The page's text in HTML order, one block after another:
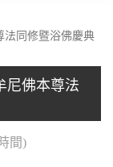
法同修暨浴佛慶典
尼佛本尊法
間)